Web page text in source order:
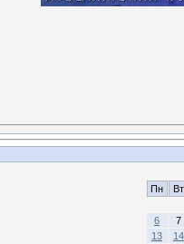
Пн Вт
6
7
13
14